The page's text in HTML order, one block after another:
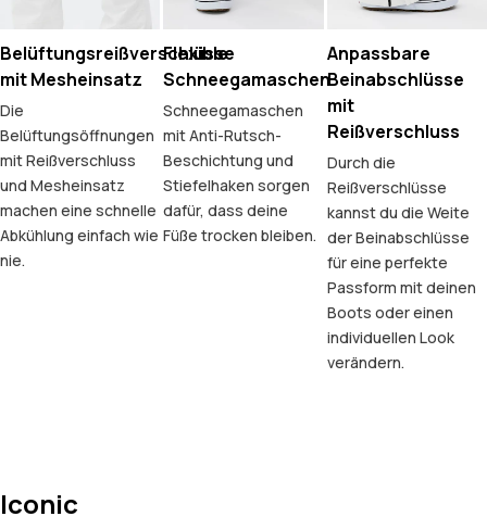
Belüftungsreißverschlüsse
mit Mesheinsatz
Die
Belüftungsöffnungen
mit Reißverschluss
und Mesheinsatz
machen eine schnelle
Abkühlung einfach wie
nie.
Flexible
Schneegamaschen
Schneegamaschen
mit Anti-Rutsch-
Beschichtung und
Stiefelhaken sorgen
dafür, dass deine
Füße trocken bleiben.
Anpassbare
Beinabschlüsse
mit
Reißverschluss
Durch die
Reißverschlüsse
kannst du die Weite
der Beinabschlüsse
für eine perfekte
Passform mit deinen
Boots oder einen
individuellen Look
verändern.
Iconic